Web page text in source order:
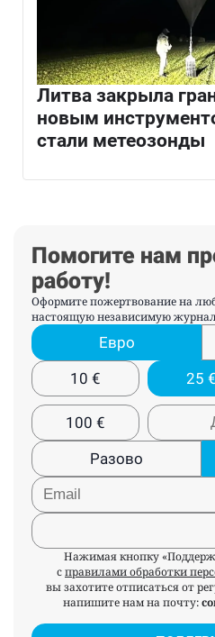
Литва закрыла
новым
стали метеозонды
Помогите нам
работу!
Оформите пожертвование на
настоящую независимую
Евро
10 € 25 €
100 €
Разово
Нажимая кнопку
справилами обработки
вы захотите отписаться от
напишите нам на почту: